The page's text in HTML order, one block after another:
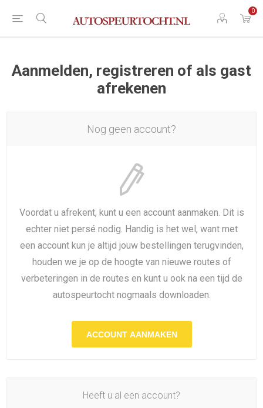
0
Aanmelden, registreren of als gast
afrekenen
Nog geen account?
Voordat u afrekent, kunt u een account aanmaken. Dit is
echter niet persé nodig. Handig is het wel, want met
een account kun je altijd jouw bestellingen terugvinden,
houden we je op de hoogte van nieuwe routes of
verbeteringen in de routes en kunt u ook na een tijd de
autospeurtocht nogmaals downloaden.
ACCOUNT AANMAKEN
Heeft u al een account?